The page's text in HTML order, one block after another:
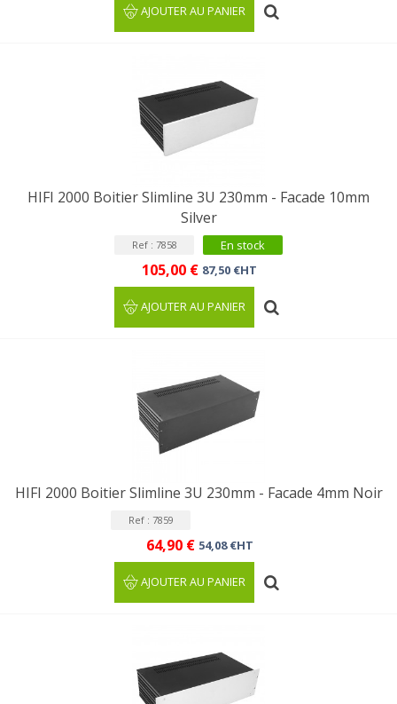
AJOUTER AU PANIER
HIFI 2000 Boitier Slimline 3U 230mm - Facade 10mm
Silver
Ref : 7858 En stock
105,00 € 87,50 €HT
AJOUTER AU PANIER
HIFI 2000 Boitier Slimline 3U 230mm - Facade 4mm Noir
Ref : 7859
64,90 € 54,08 €HT
AJOUTER AU PANIER